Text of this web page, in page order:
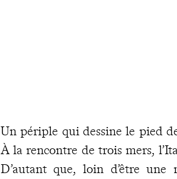
Un périple qui dessine le pied
À la rencontre de trois mers,
D’autant que, loin d’être